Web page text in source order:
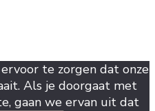
te zorgen dat onze
Als je doorgaat met
gaan we ervan uit dat